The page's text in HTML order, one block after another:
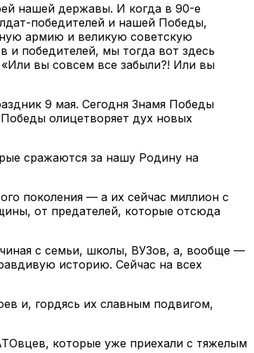
нашей державы. И когда в 90-е
победителей и нашей Победы,
армию и великую советскую
победителей, мы тогда вот здесь
вы совсем все забыли?! Или вы
9 мая. Сегодня Знамя Победы
олицетворяет дух новых
сражаются за нашу Родину на
поколения — а их сейчас миллион с
от предателей, которые отсюда
с семьи, школы, ВУЗов, а, вообще —
историю. Сейчас на всех
и, гордясь их славным подвигом,
которые уже приехали с тяжелым